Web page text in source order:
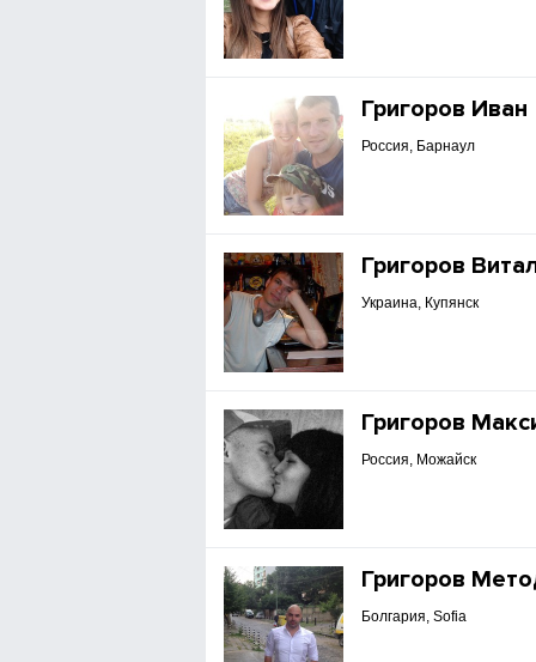
Григоров Иван
Россия, Барнаул
Григоров
Украина, Купянск
Григоров
Россия, Можайск
Григоров
Болгария, Sofia